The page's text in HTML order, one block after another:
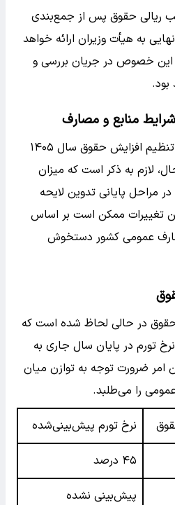
ریالی حقوق پس از جمع‌بندی
به هیأت وزیران ارائه خواهد
خصوص در جریان بررسی و
منابع و مصارف
این اقدام دولت در راستای تنظیم افزایش حقوق سال ۱۴۰۵
لازم به ذکر است که میزان
مراحل پایانی تدوین لایحه
ممکن است بر اساس
عمومی کشور دستخوش
حقوق در حالی لحاظ شده است که
تورم در پایان سال جاری به
این امر ضرورت توجه به توازن میان
را می‌طلبد.
نرخ تورم پیش‌بینی‌شده
۴۵ درصد
پیش‌بینی نشده